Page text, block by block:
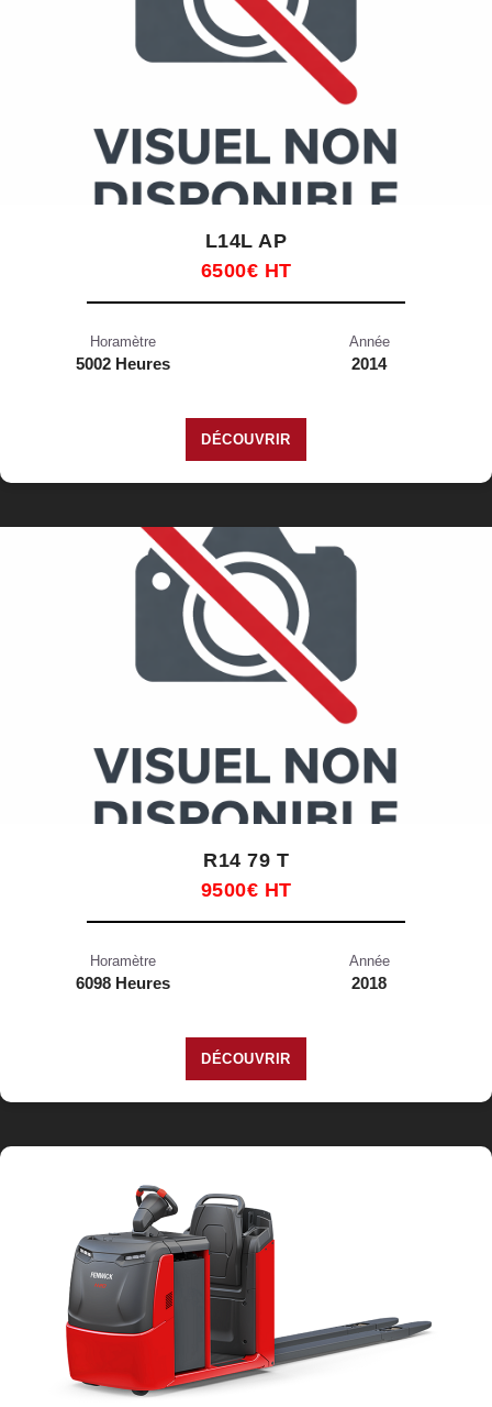
L14L AP
6500€ HT
Horamètre
5002 Heures
Année
2014
DÉCOUVRIR
R14 79 T
9500€ HT
Horamètre
6098 Heures
Année
2018
DÉCOUVRIR